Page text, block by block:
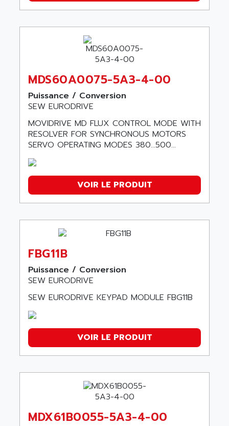
MDS60A0075-5A3-4-00
Puissance / Conversion
SEW EURODRIVE
MOVIDRIVE MD FLUX CONTROL MODE WITH
RESOLVER FOR SYNCHRONOUS MOTORS
SERVO OPERATING MODES 380...500...
VOIR LE PRODUIT
FBG11B
Puissance / Conversion
SEW EURODRIVE
SEW EURODRIVE KEYPAD MODULE FBG11B
VOIR LE PRODUIT
MDX61B0055-5A3-4-00